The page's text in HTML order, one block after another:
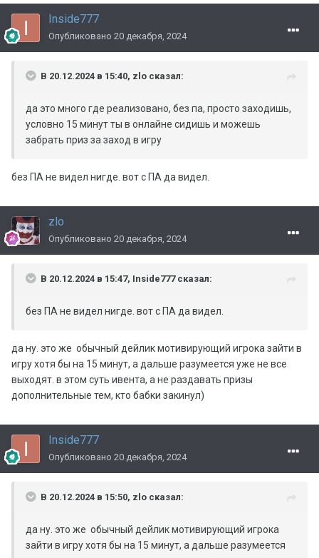
Inside777
Опубликовано 20 декабря, 2024
В 20.12.2024 в 15:40, zlo сказал:
да это много где реализовано, без па, просто заходишь,
условно 15 минут ты в онлайне сидишь и можешь
забрать приз за заход в игру
без ПА не видел нигде. вот с ПА да видел.
zlo
Опубликовано 20 декабря, 2024
В 20.12.2024 в 15:47, Inside777сказал:
без ПА не видел нигде. вот с ПА да видел.
да ну. это же обычный дейлик мотивирующий игрока зайти в
игру хотя бы на 15 минут, а дальше разумеется уже не все
выходят. в этом суть ивента, а не раздавать призы
дополнительные тем, кто бабки закинул)
Inside777
Опубликовано 20 декабря, 2024
В 20.12.2024 в 15:50, zlo сказал:
да ну. это же обычный дейлик мотивирующий игрока
зайти в игру хотя бы на 15 минут, а дальше разумеется